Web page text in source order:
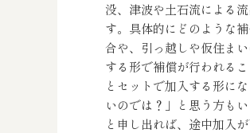
没、津波や土石流による
す。具体的にどのような
合や、引っ越しや仮住ま
する形で補償が行われる
とセットで加入する形に
いのでは？」と思う方も
と申し出れば、途中加入